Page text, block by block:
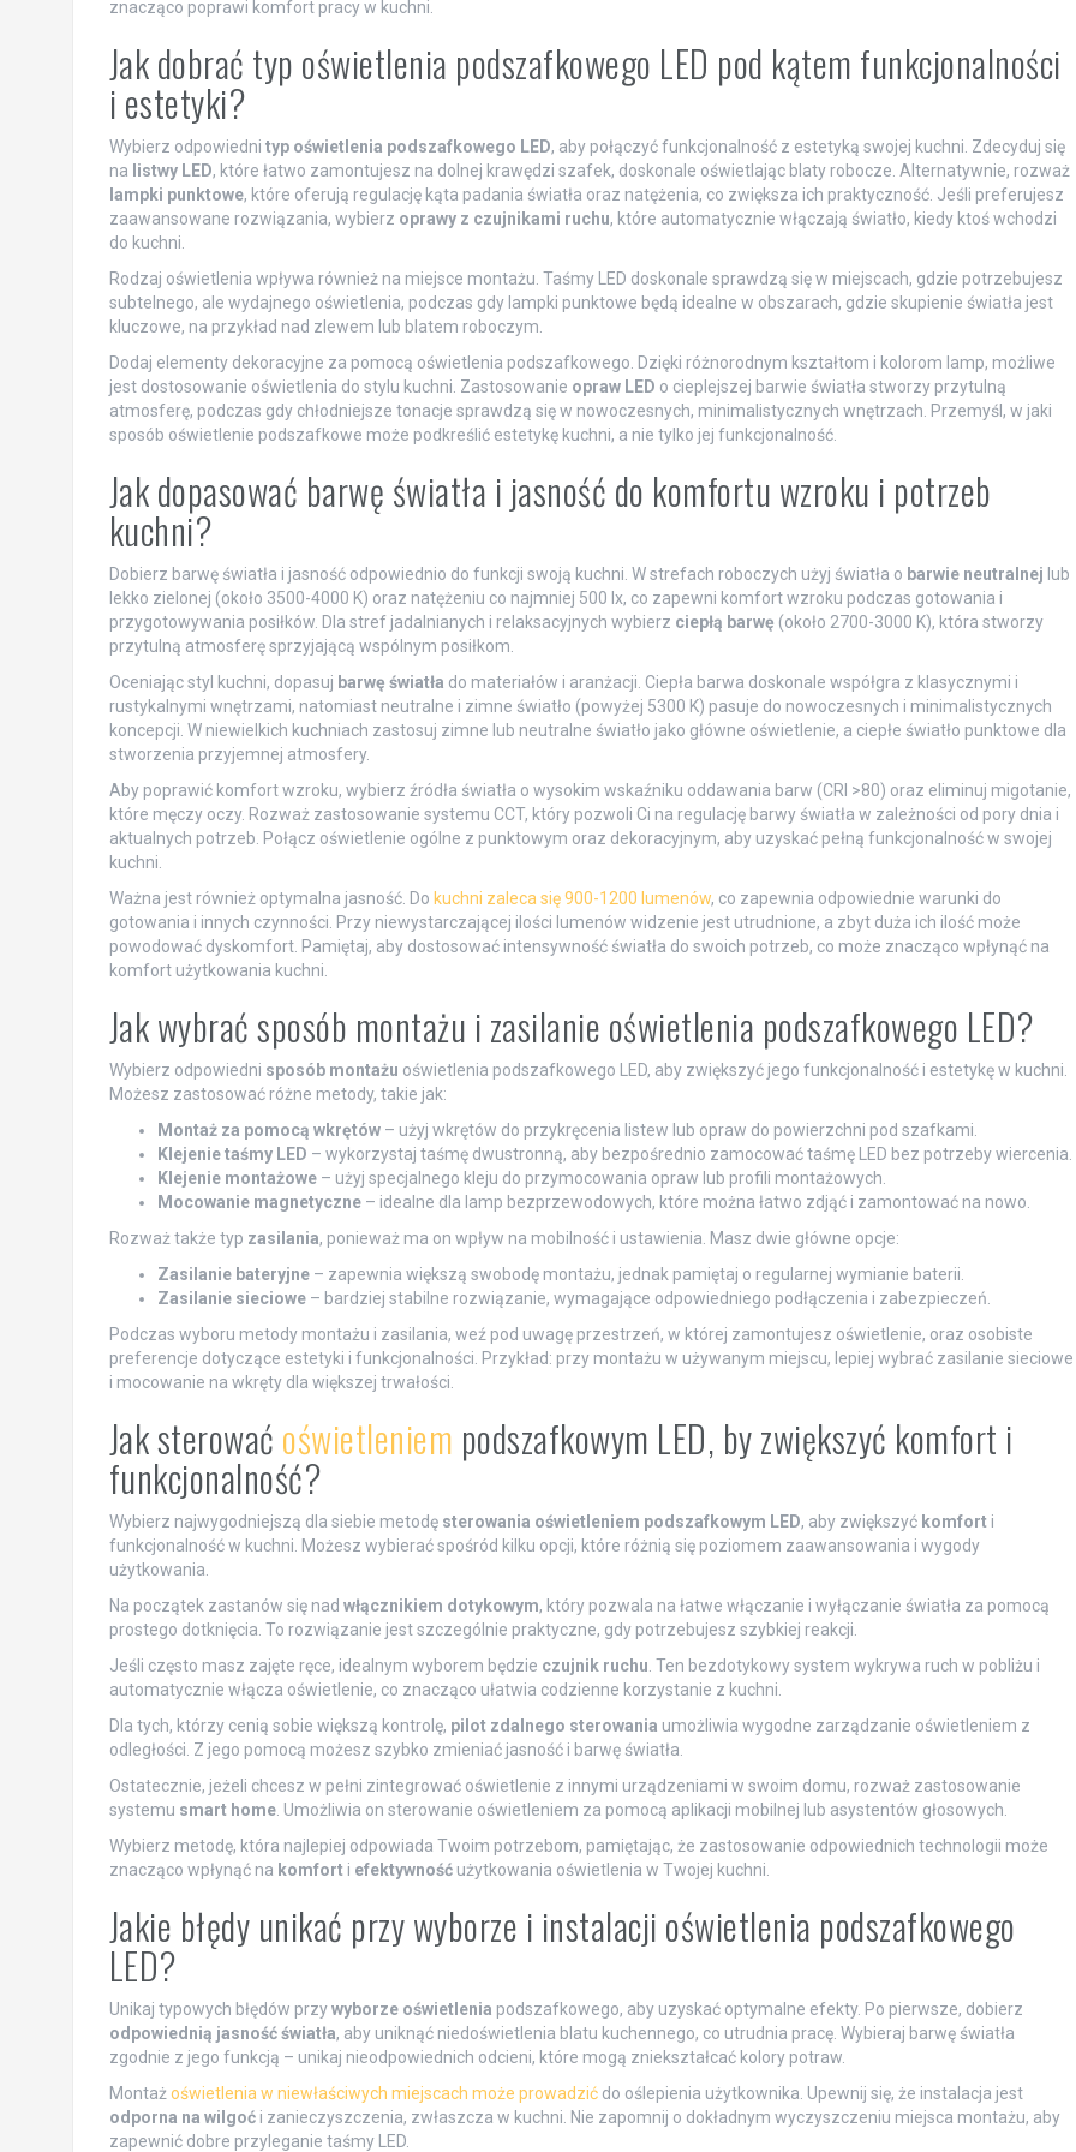
znacząco poprawi komfort pracy w kuchni.
Jak dobrać typ oświetlenia podszafkowego LED pod kątem funkcjonalności
i estetyki?
Wybierz odpowiedni typ oświetlenia podszafkowego LED, aby połączyć funkcjonalność z estetyką swojej kuchni. Zdecyduj się
na listwy LED, które łatwo zamontujesz na dolnej krawędzi szafek, doskonale oświetlając blaty robocze. Alternatywnie, rozważ
lampki punktowe, które oferują regulację kąta padania światła oraz natężenia, co zwiększa ich praktyczność. Jeśli preferujesz
zaawansowane rozwiązania, wybierz oprawy z czujnikami ruchu, które automatycznie włączają światło, kiedy ktoś wchodzi
do kuchni.
Rodzaj oświetlenia wpływa również na miejsce montażu. Taśmy LED doskonale sprawdzą się w miejscach, gdzie potrzebujesz
subtelnego, ale wydajnego oświetlenia, podczas gdy lampki punktowe będą idealne w obszarach, gdzie skupienie światła jest
kluczowe, na przykład nad zlewem lub blatem roboczym.
Dodaj elementy dekoracyjne za pomocą oświetlenia podszafkowego. Dzięki różnorodnym kształtom i kolorom lamp, możliwe
jest dostosowanie oświetlenia do stylu kuchni. Zastosowanie opraw LED o cieplejszej barwie światła stworzy przytulną
atmosferę, podczas gdy chłodniejsze tonacje sprawdzą się w nowoczesnych, minimalistycznych wnętrzach. Przemyśl, w jaki
sposób oświetlenie podszafkowe może podkreślić estetykę kuchni, a nie tylko jej funkcjonalność.
Jak dopasować barwę światła i jasność do komfortu wzroku i potrzeb
kuchni?
Dobierz barwę światła i jasność odpowiednio do funkcji swoją kuchni. W strefach roboczych użyj światła o barwie neutralnej lub
lekko zielonej (około 3500-4000 K) oraz natężeniu co najmniej 500 lx, co zapewni komfort wzroku podczas gotowania i
przygotowywania posiłków. Dla stref jadalnianych i relaksacyjnych wybierz ciepłą barwę (około 2700-3000 K), która stworzy
przytulną atmosferę sprzyjającą wspólnym posiłkom.
Oceniając styl kuchni, dopasuj barwę światła do materiałów i aranżacji. Ciepła barwa doskonale współgra z klasycznymi i
rustykalnymi wnętrzami, natomiast neutralne i zimne światło (powyżej 5300 K) pasuje do nowoczesnych i minimalistycznych
koncepcji. W niewielkich kuchniach zastosuj zimne lub neutralne światło jako główne oświetlenie, a ciepłe światło punktowe dla
stworzenia przyjemnej atmosfery.
Aby poprawić komfort wzroku, wybierz źródła światła o wysokim wskaźniku oddawania barw (CRI >80) oraz eliminuj migotanie,
które męczy oczy. Rozważ zastosowanie systemu CCT, który pozwoli Ci na regulację barwy światła w zależności od pory dnia i
aktualnych potrzeb. Połącz oświetlenie ogólne z punktowym oraz dekoracyjnym, aby uzyskać pełną funkcjonalność w swojej
kuchni.
Ważna jest również optymalna jasność. Do kuchni zaleca się 900-1200 lumenów, co zapewnia odpowiednie warunki do
gotowania i innych czynności. Przy niewystarczającej ilości lumenów widzenie jest utrudnione, a zbyt duża ich ilość może
powodować dyskomfort. Pamiętaj, aby dostosować intensywność światła do swoich potrzeb, co może znacząco wpłynąć na
komfort użytkowania kuchni.
Jak wybrać sposób montażu i zasilanie oświetlenia podszafkowego LED?
Wybierz odpowiedni sposób montażu oświetlenia podszafkowego LED, aby zwiększyć jego funkcjonalność i estetykę w kuchni.
Możesz zastosować różne metody, takie jak:
Montaż za pomocą wkrętów– użyj wkrętów do przykręcenia listew lub opraw do powierzchni pod szafkami.
Klejenie taśmy LED – wykorzystaj taśmę dwustronną, aby bezpośrednio zamocować taśmę LED bez potrzeby wiercenia.
Klejenie montażowe– użyj specjalnego kleju do przymocowania opraw lub profili montażowych.
Mocowanie magnetyczne– idealne dla lamp bezprzewodowych, które można łatwo zdjąć i zamontować na nowo.
Rozważ także typ zasilania, ponieważ ma on wpływ na mobilność i ustawienia. Masz dwie główne opcje:
Zasilanie bateryjne– zapewnia większą swobodę montażu, jednak pamiętaj o regularnej wymianie baterii.
Zasilanie sieciowe– bardziej stabilne rozwiązanie, wymagające odpowiedniego podłączenia i zabezpieczeń.
Podczas wyboru metody montażu i zasilania, weź pod uwagę przestrzeń, w której zamontujesz oświetlenie, oraz osobiste
preferencje dotyczące estetyki i funkcjonalności. Przykład: przy montażu w używanym miejscu, lepiej wybrać zasilanie sieciowe
i mocowanie na wkręty dla większej trwałości.
Jak sterować oświetleniem podszafkowym LED, by zwiększyć komfort i
funkcjonalność?
Wybierz najwygodniejszą dla siebie metodę sterowania oświetleniem podszafkowym LED, aby zwiększyć komforti
funkcjonalność w kuchni. Możesz wybierać spośród kilku opcji, które różnią się poziomem zaawansowania i wygody
użytkowania.
Na początek zastanów się nad włącznikiem dotykowym, który pozwala na łatwe włączanie i wyłączanie światła za pomocą
prostego dotknięcia. To rozwiązanie jest szczególnie praktyczne, gdy potrzebujesz szybkiej reakcji.
Jeśli często masz zajęte ręce, idealnym wyborem będzie czujnik ruchu . Ten bezdotykowy system wykrywa ruch w pobliżu i
automatycznie włącza oświetlenie, co znacząco ułatwia codzienne korzystanie z kuchni.
Dla tych, którzy cenią sobie większą kontrolę, pilot zdalnego sterowania umożliwia wygodne zarządzanie oświetleniem z
odległości. Z jego pomocą możesz szybko zmieniać jasność i barwę światła.
Ostatecznie, jeżeli chcesz w pełni zintegrować oświetlenie z innymi urządzeniami w swoim domu, rozważ zastosowanie
systemu smart home. Umożliwia on sterowanie oświetleniem za pomocą aplikacji mobilnej lub asystentów głosowych.
Wybierz metodę, która najlepiej odpowiada Twoim potrzebom, pamiętając, że zastosowanie odpowiednich technologii może
znacząco wpłynąć na komforti efektywnośćużytkowania oświetlenia w Twojej kuchni.
Jakie błędy unikać przy wyborze i instalacji oświetlenia podszafkowego
LED?
Unikaj typowych błędów przywyborze oświetlenia podszafkowego, aby uzyskać optymalne efekty. Po pierwsze, dobierz
odpowiednią jasność światła, aby uniknąć niedoświetlenia blatu kuchennego, co utrudnia pracę. Wybieraj barwę światła
zgodnie z jego funkcją – unikaj nieodpowiednich odcieni, które mogą zniekształcać kolory potraw.
Montaż oświetlenia w niewłaściwych miejscach może prowadzićdo oślepienia użytkownika. Upewnij się, że instalacja jest
odporna na wilgoći zanieczyszczenia, zwłaszcza w kuchni. Nie zapomnij o dokładnym wyczyszczeniu miejsca montażu, aby
zapewnić dobre przyleganie taśmy LED.